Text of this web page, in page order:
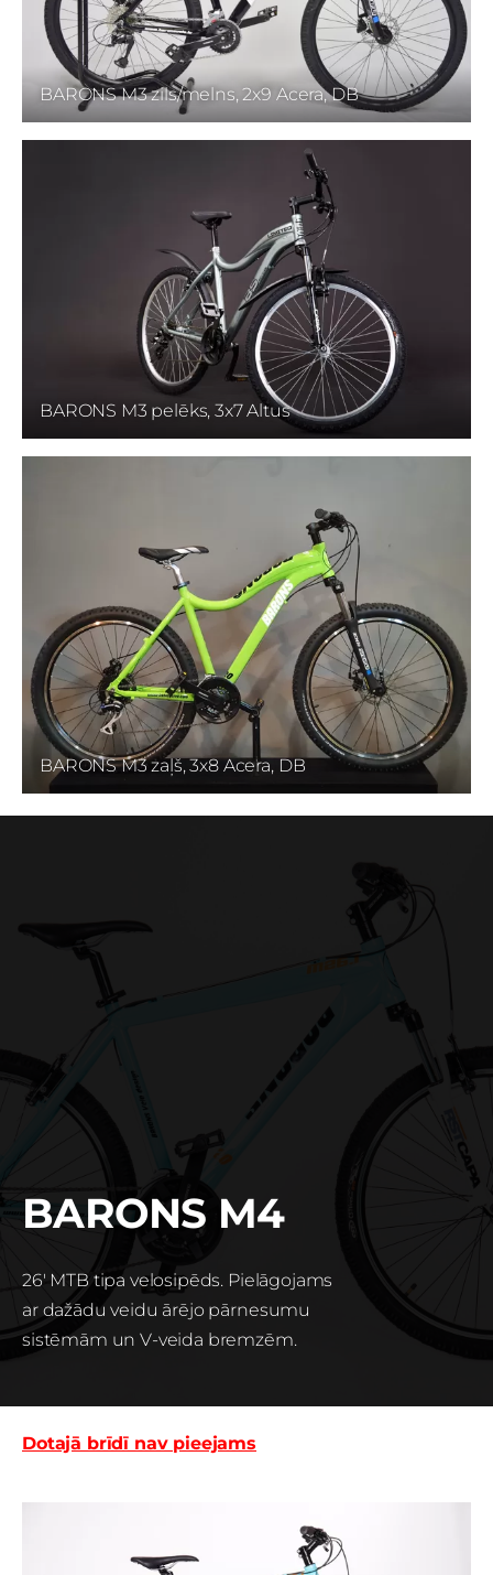
BARONS M3 zils/melns, 2x9 Acera, DB
BARONS M3 pelēks, 3x7 Altus
BARONS M3 zaļš, 3x8 Acera, DB
BARONS M4
26' MTB tipa velosipēds. Pielāgojams
ar dažādu veidu ārējo pārnesumu
sistēmām un V-veida bremzēm.
Dotajā brīdī nav pieejams